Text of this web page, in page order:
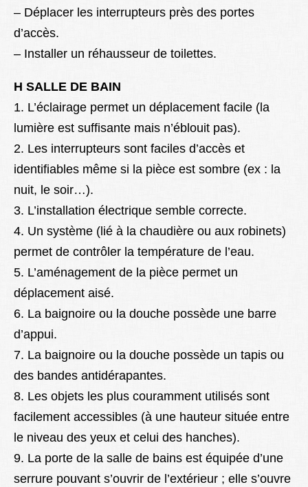
– Déplacer les interrupteurs près des portes
d’accès.
– Installer un réhausseur de toilettes.
H SALLE DE BAIN
1. L’éclairage permet un déplacement facile (la
lumière est suffisante mais n’éblouit pas).
2. Les interrupteurs sont faciles d’accès et
identifiables même si la pièce est sombre (ex : la
nuit, le soir…).
3. L’installation électrique semble correcte.
4. Un système (lié à la chaudière ou aux robinets)
permet de contrôler la température de l’eau.
5. L’aménagement de la pièce permet un
déplacement aisé.
6. La baignoire ou la douche possède une barre
d’appui.
7. La baignoire ou la douche possède un tapis ou
des bandes antidérapantes.
8. Les objets les plus couramment utilisés sont
facilement accessibles (à une hauteur située entre
le niveau des yeux et celui des hanches).
9. La porte de la salle de bains est équipée d’une
serrure pouvant s’ouvrir de l’extérieur ; elle s’ouvre